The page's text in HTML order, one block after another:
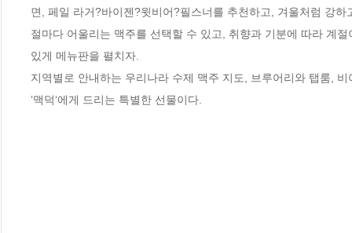
면, 페일 라거?바이젠?윗비어?필스너를 추천하고, 겨울처럼 강
절마다 어울리는 맥주를 선택할 수 있고, 취향과 기분에 따라 계
있게 메뉴판을 펼치자.
지역별로 안내하는 우리나라 수제 맥주 지도, 브루어리와 탭룸,
‘맥덕‘에게 드리는 특별한 선물이다.